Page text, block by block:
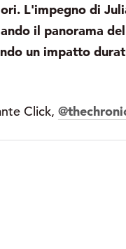
L'impegno di
il panorama
un impatto
Click,